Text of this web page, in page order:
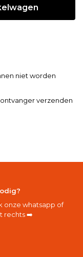
niet worden
verzenden
onze whatsapp of
rechts ➡️